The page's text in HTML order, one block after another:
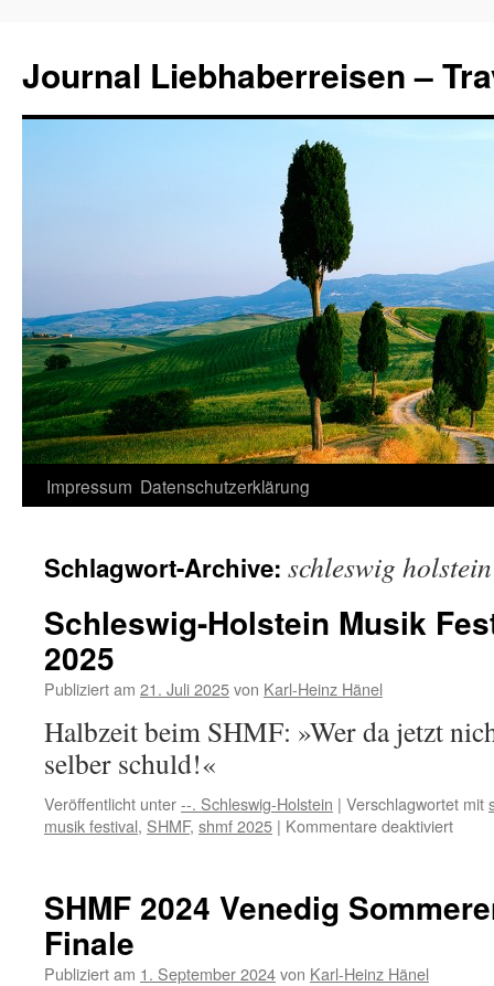
Journal Liebhaberreisen –
Zum
springen
Impressum Datenschutzerklärung
Schlagwort-Archive: schleswig holstein
Schleswig-Holstein Musik
2025
Publiziert am 21. Juli 2025von Karl-Heinz Hänel
Halbzeit beim SHMF: »Wer da jetzt
selber schuld!«
Veröffentlicht unter--. Schleswig-Holstein | Verschlagwortet mit
musik festival, SHMF, shmf 2025 | Kommentare deaktiviertfür
SHMF 2024 Venedig
Finale
Publiziert am 1. September 2024von Karl-Heinz Hänel